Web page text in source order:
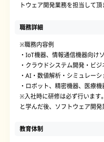
トウェア開発業務を担当して頂
職務詳細
※職務内容例
・IoT機器、情報通信機器向け
・クラウドシステム開発・ビ
・AI・数値解析・シミュレー
・ロボット、精密機器、医療
※入社時に研修は必ず行います
と学んだ後、ソフトウェア開発
教育体制